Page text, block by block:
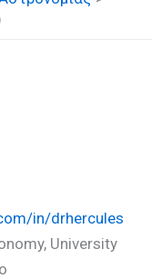
in/drhercules
University